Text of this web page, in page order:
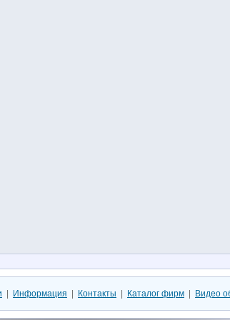
| Информация | Контакты | Каталог фирм | Видео